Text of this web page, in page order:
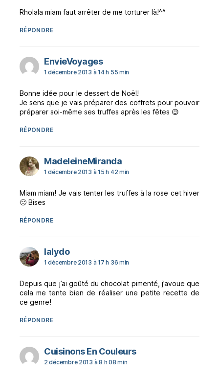
Rholala miam faut arrêter de me torturer là!^^
RÉPONDRE
EnvieVoyagesdit :
1 décembre 2013 à 14 h 55 min
Bonne idée pour le dessert de Noël!
Je sens que je vais préparer des coffrets pour pouvoir
préparer soi-même ses truffes après les fêtes 😉
RÉPONDRE
MadeleineMirandadit :
1 décembre 2013 à 15 h 42 min
Miam miam! Je vais tenter les truffes à la rose cet hiver
🙂 Bises
RÉPONDRE
lalydodit :
1 décembre 2013 à 17 h 36 min
Depuis que j’ai goûté du chocolat pimenté, j’avoue que
cela me tente bien de réaliser une petite recette de
ce genre!
RÉPONDRE
Cuisinons En Couleursdit :
2 décembre 2013 à 8 h 08 min